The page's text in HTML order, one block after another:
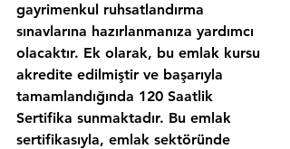
gayrimenkul ruhsatlandırma
sınavlarına hazırlanmanıza yardımcı
olacaktır. Ek olarak, bu emlak kursu
akredite edilmiştir ve başarıyla
tamamlandığında 120 Saatlik
Sertifika sunmaktadır. Bu emlak
sertifikasıyla, emlak sektöründe